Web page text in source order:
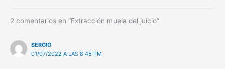
2 comentarios en “Extracción muela del juicio”
SERGIO
01/07/2022 A LAS 8:45 PM